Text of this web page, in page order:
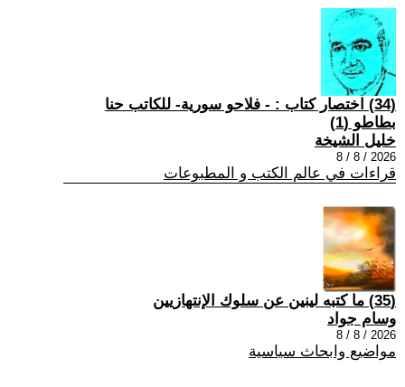
(34) اختصار كتاب : - فلاحو سورية- للكاتب حنا
بطاطو (1)
خليل الشيخة
2026 / 8 / 8
قراءات في عالم الكتب و المطبوعات
(35) ما كتبه لينين عن سلوك الإنتهازيين
وسام جواد
2026 / 8 / 8
مواضيع وابحاث سياسية